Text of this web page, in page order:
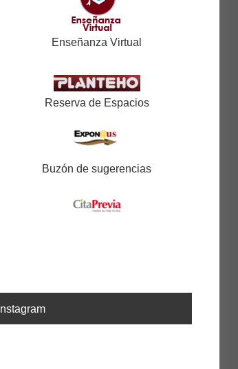
Enseñanza Virtual
Reserva de Espacios
Buzón de sugerencias
Instagram